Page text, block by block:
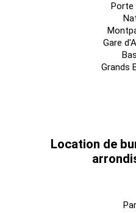
Porte
Gare
Grands
Location de